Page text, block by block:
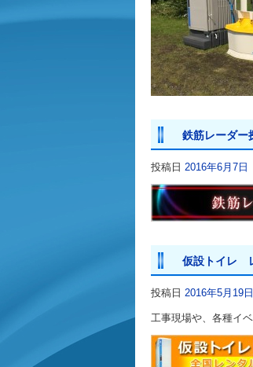
鉄筋レーダー
投稿日 2016年6月7日
仮設トイレ
投稿日 2016年5月19日
工事現場や、各種イ